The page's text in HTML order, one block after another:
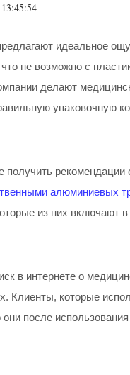
идеальное
не возможно с
делают
упаковочную
алюминиевых
из них включают
в интернете о
Клиенты, которые
после